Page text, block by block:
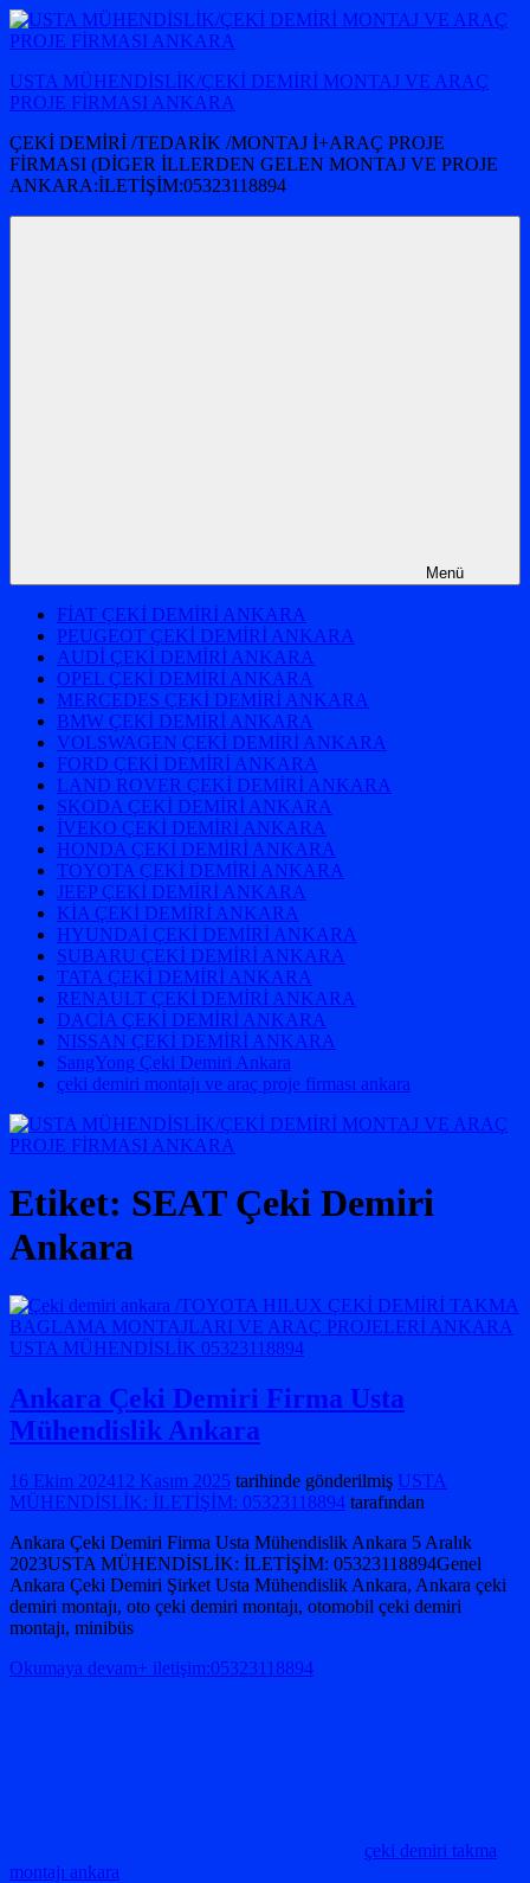
İçeriğe
atla
USTA MÜHENDİSLİK/ÇEKİ DEMİRİ MONTAJ VE ARAÇ
PROJE FİRMASI ANKARA
ÇEKİ DEMİRİ /TEDARİK /MONTAJ İ+ARAÇ PROJE
FİRMASI (DİGER İLLERDEN GELEN MONTAJ VE PROJE
ANKARA:İLETİŞİM:05323118894
Menü
FİAT ÇEKİ DEMİRİ ANKARA
PEUGEOT ÇEKİ DEMİRİ ANKARA
AUDİ ÇEKİ DEMİRİ ANKARA
OPEL ÇEKİ DEMİRİ ANKARA
MERCEDES ÇEKİ DEMİRİ ANKARA
BMW ÇEKİ DEMİRİ ANKARA
VOLSWAGEN ÇEKİ DEMİRİ ANKARA
FORD ÇEKİ DEMİRİ ANKARA
LAND ROVER ÇEKİ DEMİRİ ANKARA
SKODA ÇEKİ DEMİRİ ANKARA
İVEKO ÇEKİ DEMİRİ ANKARA
HONDA ÇEKİ DEMİRİ ANKARA
TOYOTA ÇEKİ DEMİRİ ANKARA
JEEP ÇEKİ DEMİRİ ANKARA
KİA ÇEKİ DEMİRİ ANKARA
HYUNDAİ ÇEKİ DEMİRİ ANKARA
SUBARU ÇEKİ DEMİRİ ANKARA
TATA ÇEKİ DEMİRİ ANKARA
RENAULT ÇEKİ DEMİRİ ANKARA
DACİA ÇEKİ DEMİRİ ANKARA
NISSAN ÇEKİ DEMİRİ ANKARA
SangYong Çeki Demiri Ankara
çeki demiri montajı ve araç proje firması ankara
Etiket: SEAT Çeki Demiri
Ankara
Ankara Çeki Demiri Firma Usta
Mühendislik Ankara
16 Ekim 202412 Kasım 2025 tarihinde gönderilmiş USTA
MÜHENDİSLİK: İLETİŞİM: 05323118894 tarafından
Ankara Çeki Demiri Firma Usta Mühendislik Ankara 5 Aralık
2023USTA MÜHENDİSLİK: İLETİŞİM: 05323118894Genel
Ankara Çeki Demiri Şirket Usta Mühendislik Ankara, Ankara çeki
demiri montajı, oto çeki demiri montajı, otomobil çeki demiri
montajı, minibüs
Okumaya devam+ iletişim:05323118894
çeki demiri takma
montajı ankara